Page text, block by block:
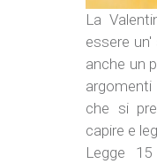
La
essere
anche un
che si
capire e
Legge